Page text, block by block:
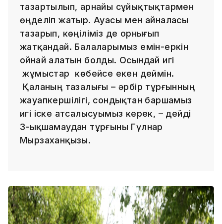
тазартылып, арнайы сұйықтықтармен
өңделіп жатыр. Ауасы мен айналасы
тазарып, көңіліміз де орнығып
жатқандай. Балаларымыз емін-еркін
ойнай алатын болды. Осындай игі
жұмыстар көбейсе екен деймін.
Қаланың тазалығы – әрбір тұрғынның
жауапкершілігі, сондықтан баршамыз
игі іске атсалысуымыз керек, – дейді
3-ықшамаудан тұрғыны Гүлнар
Мырзаханқызы.